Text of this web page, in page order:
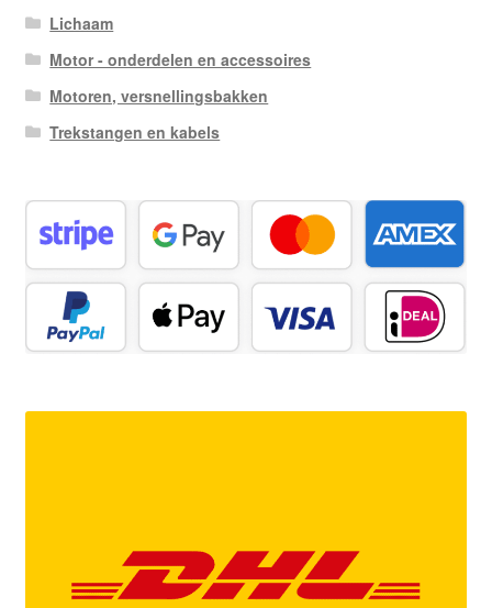
Lichaam
Motor - onderdelen en accessoires
Motoren, versnellingsbakken
Trekstangen en kabels